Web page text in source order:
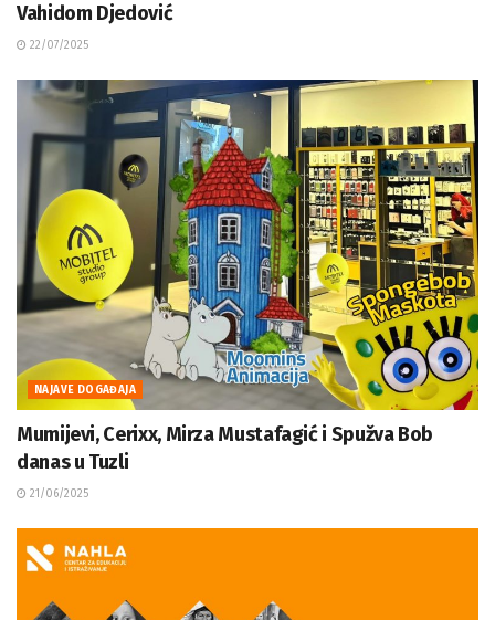
Vahidom Djedović
22/07/2025
NAJAVE DOGAĐAJA
Mumijevi, Cerixx, Mirza Mustafagić i Spužva Bob
danas u Tuzli
21/06/2025